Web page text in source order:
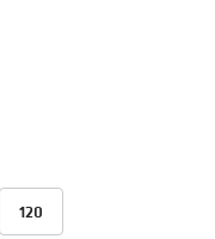
120